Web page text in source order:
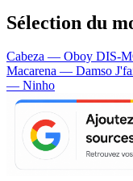
Sélection du
Cabeza — Oboy DIS-
Macarena — Damso
— Ninho